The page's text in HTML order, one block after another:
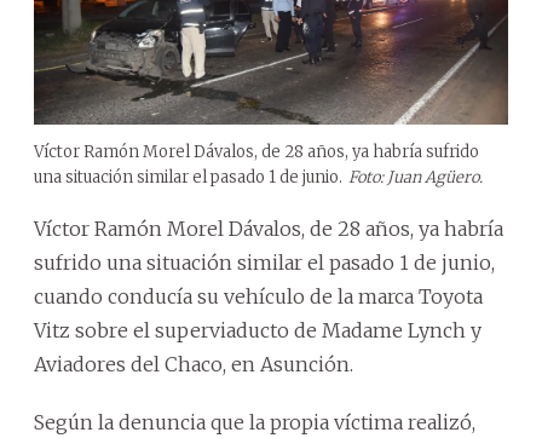
Víctor Ramón Morel Dávalos, de 28 años, ya habría sufrido
una situación similar el pasado 1 de junio. Foto: Juan Agüero.
Víctor Ramón Morel Dávalos, de 28 años, ya habría
sufrido una situación similar el pasado 1 de junio,
cuando conducía su vehículo de la marca Toyota
Vitz sobre el superviaducto de Madame Lynch y
Aviadores del Chaco, en Asunción.
Según la denuncia que la propia víctima realizó,